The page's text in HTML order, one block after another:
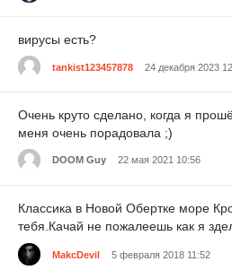
вирусы есть?
tankist123457878 24 декабря 2023
Очень круто сделано, когда я
меня очень порадовала ;)
DOOM Guy 22 мая 2021 10:56
Классика в Новой Обертке море
тебя.Качай не пожалеешь как я
MakcDevil 5 февраля 2018 11:52